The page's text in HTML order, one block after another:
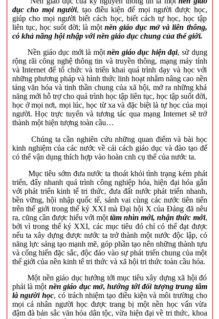
dục cho mọi người, tạo điều kiện để mọi người được học,
giúp cho mọi người biết cách học, biết cách tự học, học tập
liên tục, học suốt đời; là mộtnền giáo dục mở và liên thông,
có khả năng hội nhập với nền giáo dục chung của thế giới.
Nền giáo dục mới là mộtnền giáo dục hiện đại, sử dụng
rộng rãi công nghệ thông tin và truyền thông, mạng máy tính
và Internet để tổ chức và triển khai quá trình dạy và học với
những phương pháp và hình thức linh hoạt nhằm nâng cao nền
tảng văn hóa và tinh thần chung của xã hội, mở ra những khả
năng mới hỗ trợ cho quá trình học tập liên tục, học tập suốt đời,
học ở mọi nơi, mọi lúc, học từ xa và đặc biệt là tự học của mọi
người. Học trực tuyến và tương tác qua mạng Internet sẽ trở
thành một hiện tượng toàn cầu…
Chúng ta cần nghiên cứu những quan điểm và bài học
kinh nghiệm của các nước về cải cách giáo dục và đào tạo để
có thể vận dụng thích hợp vào hoàn cnh cụ thể của nước ta.
Mục tiêu sớm đưa nước ta thoát khỏi tình trạng kém phát
triển, đẩy nhanh quá trình công nghiệp hóa, hiện đại hóa gắn
với phát triển kinh tế tri thức, đưa đất nước phát triển nhanh,
bền vững, hội nhập quốc tế, sánh vai cùng các nước tiên tiến
trên thế giới trong thế kỷ XXI mà Đại hội X của Đảng đã nêu
ra, cũng cần được hiểu với một tầm nhìn mới, nhận thức mới,
bởi vì trong thế kỷ XXI, các mục tiêu đó chỉ có thể đạt được
nếu ta xây dựng được nước ta trở thành một nước độc lập, có
năng lực sáng tạo mạnh mẽ, góp phần tạo nên những thành tựu
và cống hiến đặc sắc, độc đáo vào sự phát triển chung của một
thế giới của nền kinh tế tri thức và xã hội tri thức toàn cầu hóa.
Một nền giáo dục hướng tới mục tiêu xây dựng xã hội đó
phải là một nền giáo dục mở, hướng tới đối tượng trung tâm
là người học, có trách nhiệm tạo điều kiện và môi trường cho
mọi cá nhân người học được trang bị một nền học vấn vừa
đậm đà bản sắc văn hóa dân tộc, vừa hiện đại về tri thức, khoa